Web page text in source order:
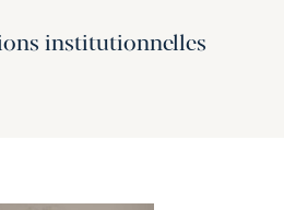
institutionnelles